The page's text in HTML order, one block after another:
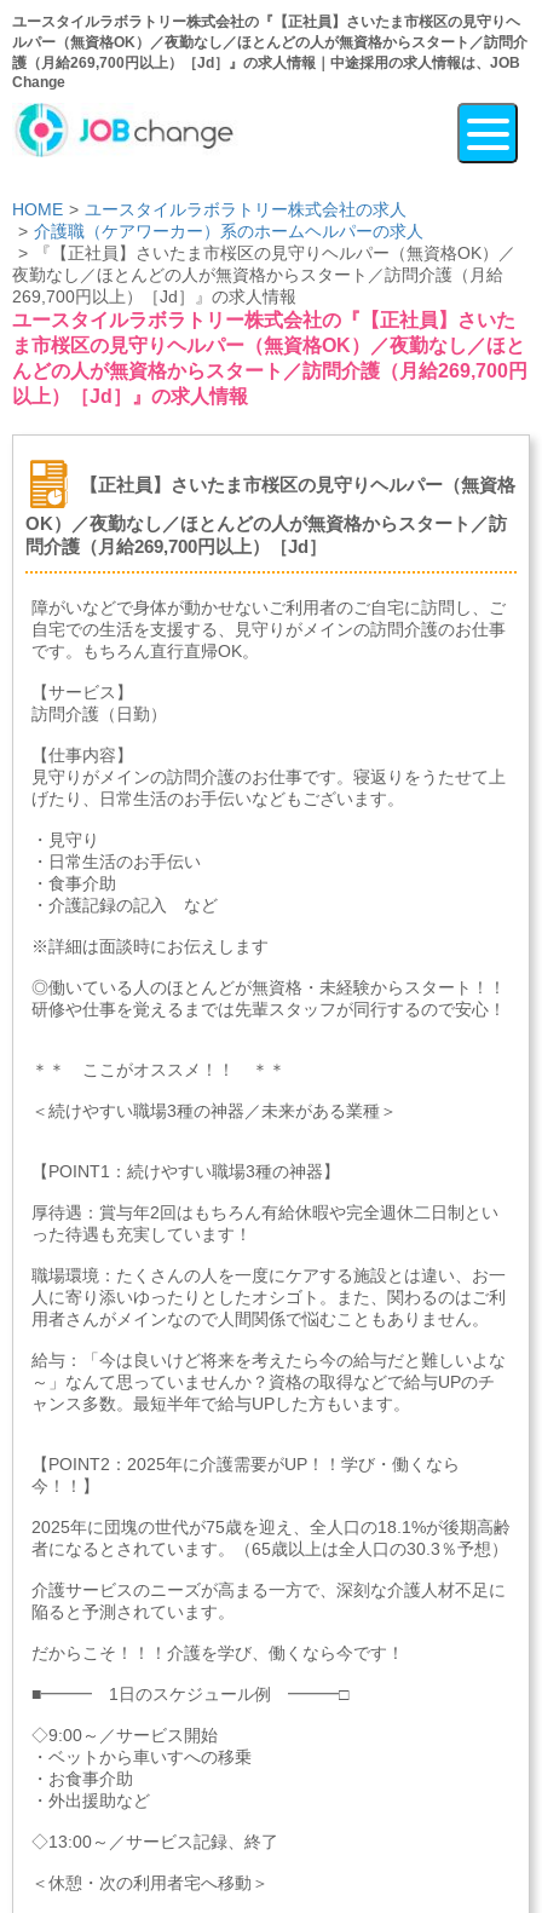
ユースタイルラボラトリー株式会社の『【正社員】さいたま市桜区の見守りヘ
ルパー（無資格OK）／夜勤なし／ほとんどの人が無資格からスタート／訪問介
護（月給269,700円以上）［Jd］』の求人情報｜中途採用の求人情報は、JOB
Change
HOME
ユースタイルラボラトリー株式会社の求人
介護職（ケアワーカー）系のホームヘルパーの求人
『【正社員】さいたま市桜区の見守りヘルパー（無資格OK）／
夜勤なし／ほとんどの人が無資格からスタート／訪問介護（月給
269,700円以上）［Jd］』の求人情報
ユースタイルラボラトリー株式会社の『【正社員】さいた
ま市桜区の見守りヘルパー（無資格OK）／夜勤なし／ほと
んどの人が無資格からスタート／訪問介護（月給269,700円
以上）［Jd］』の求人情報
【正社員】さいたま市桜区の見守りヘルパー（無資格
OK）／夜勤なし／ほとんどの人が無資格からスタート／訪
問介護（月給269,700円以上）［Jd］
障がいなどで身体が動かせないご利用者のご自宅に訪問し、ご
自宅での生活を支援する、見守りがメインの訪問介護のお仕事
です。もちろん直行直帰OK。
【サービス】
訪問介護（日勤）
【仕事内容】
見守りがメインの訪問介護のお仕事です。寝返りをうたせて上
げたり、日常生活のお手伝いなどもございます。
・見守り
・日常生活のお手伝い
・食事介助
・介護記録の記入 など
※詳細は面談時にお伝えします
◎働いている人のほとんどが無資格・未経験からスタート！！
研修や仕事を覚えるまでは先輩スタッフが同行するので安心！
＊＊ ここがオススメ！！ ＊＊
＜続けやすい職場3種の神器／未来がある業種＞
【POINT1：続けやすい職場3種の神器】
厚待遇：賞与年2回はもちろん有給休暇や完全週休二日制とい
った待遇も充実しています！
職場環境：たくさんの人を一度にケアする施設とは違い、お一
人に寄り添いゆったりとしたオシゴト。また、関わるのはご利
用者さんがメインなので人間関係で悩むこともありません。
給与：「今は良いけど将来を考えたら今の給与だと難しいよな
～」なんて思っていませんか？資格の取得などで給与UPのチ
ャンス多数。最短半年で給与UPした方もいます。
【POINT2：2025年に介護需要がUP！！学び・働くなら
今！！】
2025年に団塊の世代が75歳を迎え、全人口の18.1%が後期高齢
者になるとされています。（65歳以上は全人口の30.3％予想）
介護サービスのニーズが高まる一方で、深刻な介護人材不足に
陥ると予測されています。
だからこそ！！！介護を学び、働くなら今です！
■━━━ 1日のスケジュール例 ━━━□
◇9:00～／サービス開始
・ベットから車いすへの移乗
・お食事介助
・外出援助など
◇13:00～／サービス記録、終了
＜休憩・次の利用者宅へ移動＞